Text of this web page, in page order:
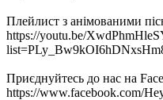
Плейлист з анімованими
https://youtu.be/
Приєднуйтесь до нас на
https://www.facebook.com/